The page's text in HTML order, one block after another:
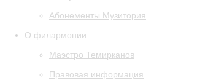
Абонементы Музитория
О филармонии
Маэстро Темирканов
Правовая информация